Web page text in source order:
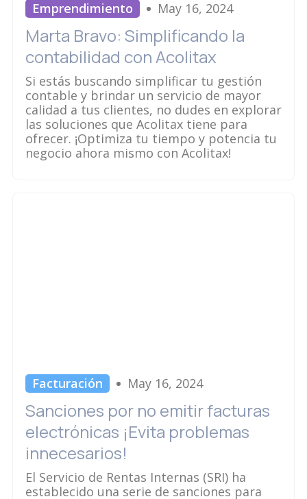
Emprendimiento May 16, 2024
Marta Bravo: Simplificando la
contabilidad con Acolitax
Si estás buscando simplificar tu gestión
contable y brindar un servicio de mayor
calidad a tus clientes, no dudes en explorar
las soluciones que Acolitax tiene para
ofrecer. ¡Optimiza tu tiempo y potencia tu
negocio ahora mismo con Acolitax!
Facturación May 16, 2024
Sanciones por no emitir facturas
electrónicas ¡Evita problemas
innecesarios!
El Servicio de Rentas Internas (SRI) ha
establecido una serie de sanciones para